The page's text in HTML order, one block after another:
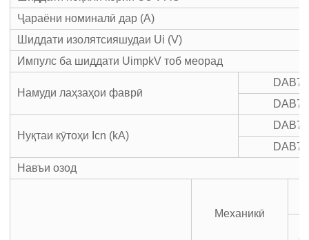
Ҷараёни номиналӣ дар (A)
Шиддати изолятсияшудаи Ui (V)
Импулс ба шиддати UimpkV тоб меорад
Намуди лаҳзаҳои фаврӣ
Нуқтаи кӯтоҳи Icn (kA)
Навъи озод
Механикӣ